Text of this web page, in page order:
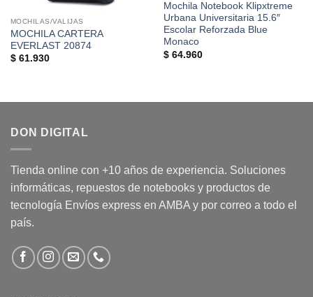
MOCHILAS/VALIJAS
MOCHILA CARTERA
EVERLAST 20874
$61.930
Mochila Notebook Klipxtreme
Urbana Universitaria 15.6″
Escolar Reforzada Blue
Monaco
$64.960
DON DIGITAL
Tienda online con +10 años de experiencia. Soluciones
informáticas, repuestos de notebooks y productos de
tecnología Envíos express en AMBA y por correo a todo el
país.